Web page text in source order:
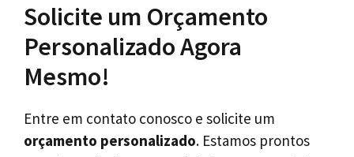
Solicite um Orçamento
Personalizado Agora
Mesmo!
Entre em contato conosco e solicite um
orçamento personalizado. Estamos prontos